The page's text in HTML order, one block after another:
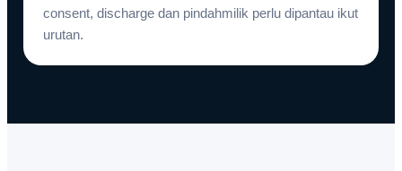
consent, discharge dan pindahmilik perlu dipantau ikut
urutan.